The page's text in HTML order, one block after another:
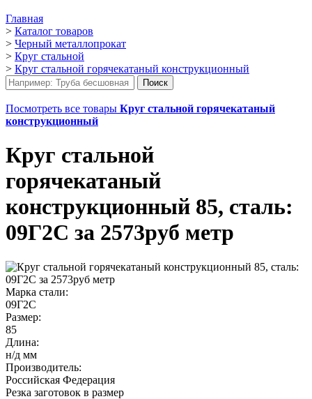
Главная
> Каталог товаров
> Черный металлопрокат
> Круг стальной
> Круг стальной горячекатаный конструкционный
Посмотреть все товары Круг стальной горячекатаный
конструкционный
Круг стальной
горячекатаный
конструкционный 85, сталь:
09Г2С за 2573руб метр
Марка стали:
09Г2С
Размер:
85
Длина:
н/д мм
Производитель:
Российская Федерация
Резка заготовок в размер